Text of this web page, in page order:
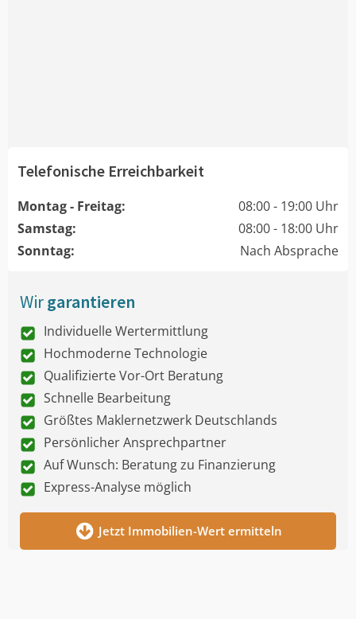
Telefonische Erreichbarkeit
Montag - Freitag:
08:00 - 19:00 Uhr
Samstag:
08:00 - 18:00 Uhr
Sonntag:
Nach Absprache
Wirgarantieren
Individuelle Wertermittlung
Hochmoderne Technologie
Qualifizierte Vor-Ort Beratung
Schnelle Bearbeitung
Größtes Maklernetzwerk Deutschlands
Persönlicher Ansprechpartner
Auf Wunsch: Beratung zu Finanzierung
Express-Analyse möglich
Jetzt Immobilien-Wert ermitteln